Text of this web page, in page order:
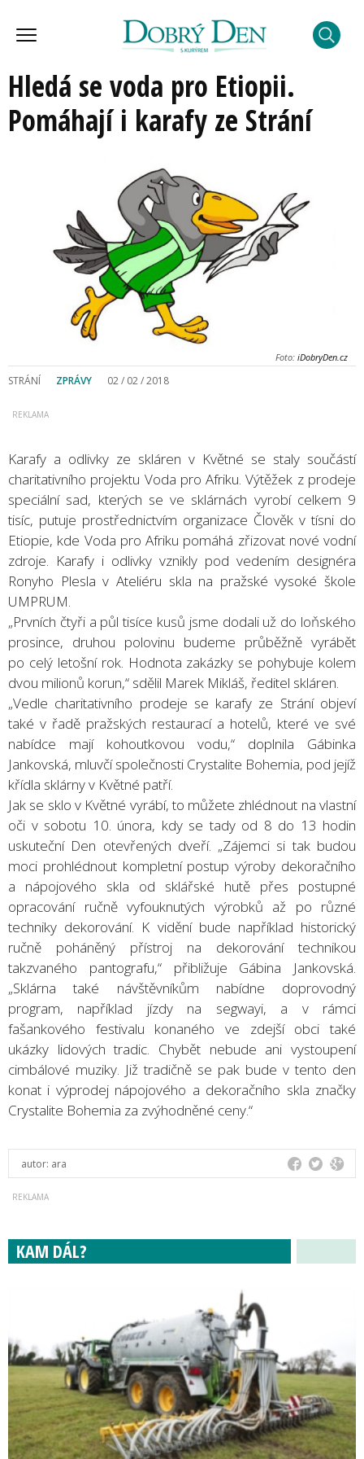
Hledá se voda pro Etiopii.
Pomáhají i karafy ze Strání
Foto: iDobryDen.cz
STRÁNÍ ZPRÁVY 02 / 02 / 2018
Karafy a odlivky ze skláren v Květné se staly součástí
charitativního projektu Voda pro Afriku. Výtěžek z prodeje
speciální sad, kterých se ve sklárnách vyrobí celkem 9
tisíc, putuje prostřednictvím organizace Člověk v tísni do
Etiopie, kde Voda pro Afriku pomáhá zřizovat nové vodní
zdroje. Karafy i odlivky vznikly pod vedením designéra
Ronyho Plesla v Ateliéru skla na pražské vysoké škole
UMPRUM.
„Prvních čtyři a půl tisíce kusů jsme dodali už do loňského
prosince, druhou polovinu budeme průběžně vyrábět
po celý letošní rok. Hodnota zakázky se pohybuje kolem
dvou milionů korun,“ sdělil Marek Mikláš, ředitel skláren.
„Vedle charitativního prodeje se karafy ze Strání objeví
také v řadě pražských restaurací a hotelů, které ve své
nabídce mají kohoutkovou vodu,“ doplnila Gábinka
Jankovská, mluvčí společnosti Crystalite Bohemia, pod jejíž
křídla sklárny v Květné patří.
Jak se sklo v Květné vyrábí, to můžete zhlédnout na vlastní
oči v sobotu 10. února, kdy se tady od 8 do 13 hodin
uskuteční Den otevřených dveří. „Zájemci si tak budou
moci prohlédnout kompletní postup výroby dekoračního
a nápojového skla od sklářské hutě přes postupné
opracování ručně vyfouknutých výrobků až po různé
techniky dekorování. K vidění bude například historický
ručně poháněný přístroj na dekorování technikou
takzvaného pantografu,“ přibližuje Gábina Jankovská.
„Sklárna také návštěvníkům nabídne doprovodný
program, například jízdy na segwayi, a v rámci
fašankového festivalu konaného ve zdejší obci také
ukázky lidových tradic. Chybět nebude ani vystoupení
cimbálové muziky. Již tradičně se pak bude v tento den
konat i výprodej nápojového a dekoračního skla značky
Crystalite Bohemia za zvýhodněné ceny.“
autor: ara
KAM DÁL?